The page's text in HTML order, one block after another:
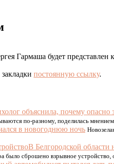
Гармаша будет представлен
постоянную ссылку.
объяснила, почему опасно
по-разному, поделилась
в новогоднюю ночь
В Белгородской
было сброшено взрывное